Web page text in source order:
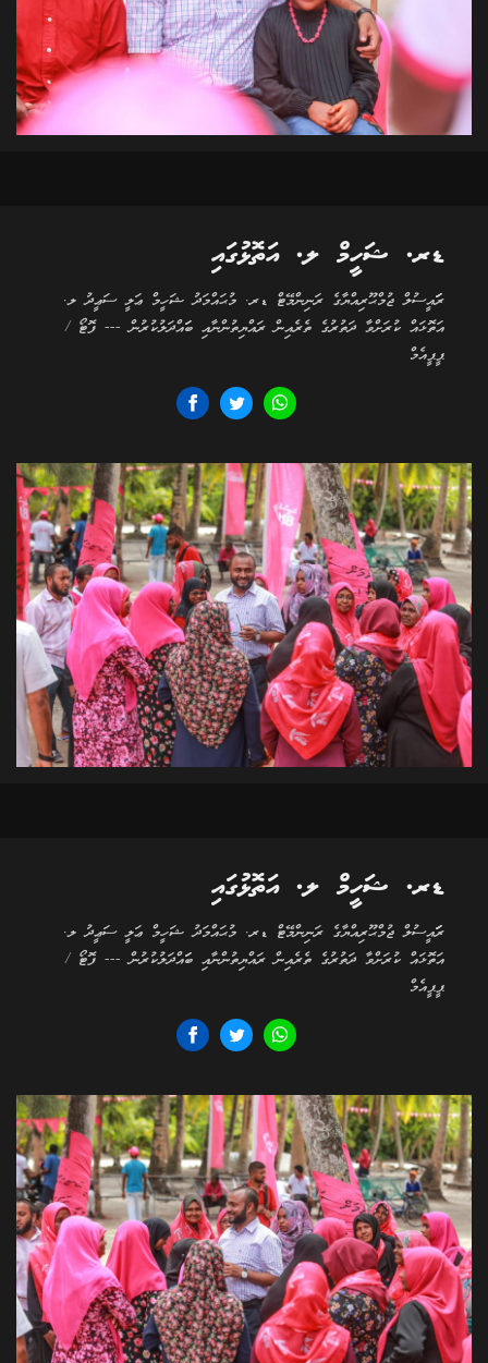
ޑރ. ޝަހީމް ލ. އަތޮޅުގައި
ރަަައީސުލް ޖުމްޙޫރިއްޔާގެ ރަނިންމޭޓް ޑރ. މުޙައްމަދު ޝަހީމް ޢަލީ ސަޢީދު ލ.
އަތޮޅައް ކުރަށްވާ ދަތުރުގެ ތެރެއިން ރައްޔިތުންނާއި ބަައްދަލުކުރުން --- ފޮޓޯ /
ޕީޕީއެމް
ޑރ. ޝަހީމް ލ. އަތޮޅުގައި
ރަަައީސުލް ޖުމްޙޫރިއްޔާގެ ރަނިންމޭޓް ޑރ. މުޙައްމަދު ޝަހީމް ޢަލީ ސަޢީދު ލ.
އަތޮޅައް ކުރަށްވާ ދަތުރުގެ ތެރެއިން ރައްޔިތުންނާއި ބަައްދަލުކުރުން --- ފޮޓޯ /
ޕީޕީއެމް